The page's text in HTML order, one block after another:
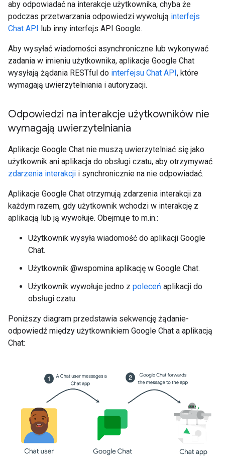
aby odpowiadać na interakcje użytkownika, chyba że
podczas przetwarzania odpowiedzi wywołują interfejs
Chat API lub inny interfejs API Google.
Aby wysyłać wiadomości asynchroniczne lub wykonywać
zadania w imieniu użytkownika, aplikacje Google Chat
wysyłają żądania RESTful do interfejsu Chat API, które
wymagają uwierzytelniania i autoryzacji.
Odpowiedzi na interakcje użytkowników nie
wymagają uwierzytelniania
Aplikacje Google Chat nie muszą uwierzytelniać się jako
użytkownik ani aplikacja do obsługi czatu, aby otrzymywać
zdarzenia interakcji i synchronicznie na nie odpowiadać.
Aplikacje Google Chat otrzymują zdarzenia interakcji za
każdym razem, gdy użytkownik wchodzi w interakcję z
aplikacją lub ją wywołuje. Obejmuje to m.in.:
Użytkownik wysyła wiadomość do aplikacji Google
Chat.
Użytkownik @wspomina aplikację w Google Chat.
Użytkownik wywołuje jedno z poleceń aplikacji do
obsługi czatu.
Poniższy diagram przedstawia sekwencję żądanie-
odpowiedź między użytkownikiem Google Chat a aplikacją
Chat: